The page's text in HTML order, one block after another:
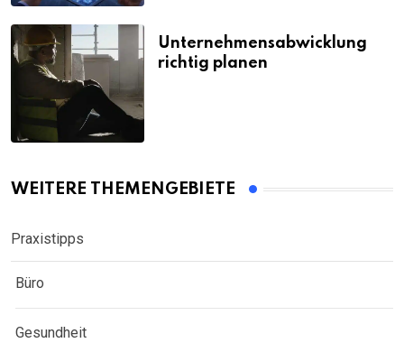
Unternehmensabwicklung
richtig planen
WEITERE THEMENGEBIETE
Praxistipps
Büro
Gesundheit